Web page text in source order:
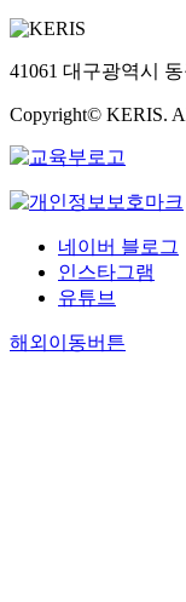
41061 대구광역시
Copyright© KERIS.
네이버 블로그
인스타그램
유튜브
해외이동버튼